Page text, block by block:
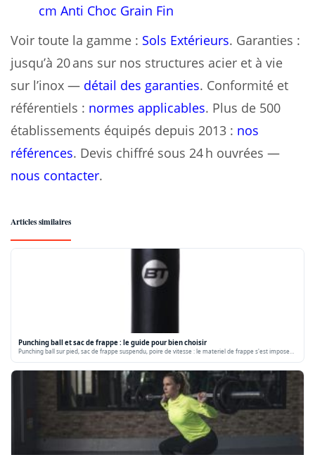
cm Anti Choc Grain Fin
Voir toute la gamme : Sols Extérieurs. Garanties :
jusqu’à 20 ans sur nos structures acier et à vie
sur l’inox — détail des garanties. Conformité et
référentiels : normes applicables. Plus de 500
établissements équipés depuis 2013 : nos
références. Devis chiffré sous 24 h ouvrées —
nous contacter.
Articles similaires
Punching ball et sac de frappe : le guide pour bien choisir
Punching ball sur pied, sac de frappe suspendu, poire de vitesse : le materiel de frappe s'est impose…